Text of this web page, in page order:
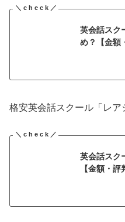
英会話スク
め？【金額
格安英会話スクール「レア
英会話スク
【金額・評